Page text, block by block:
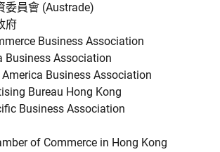
委員會 (Austrade)
府
Business Association
Business Association
Business Association
Bureau Hong Kong
Business Association
of Commerce in Hong Kong